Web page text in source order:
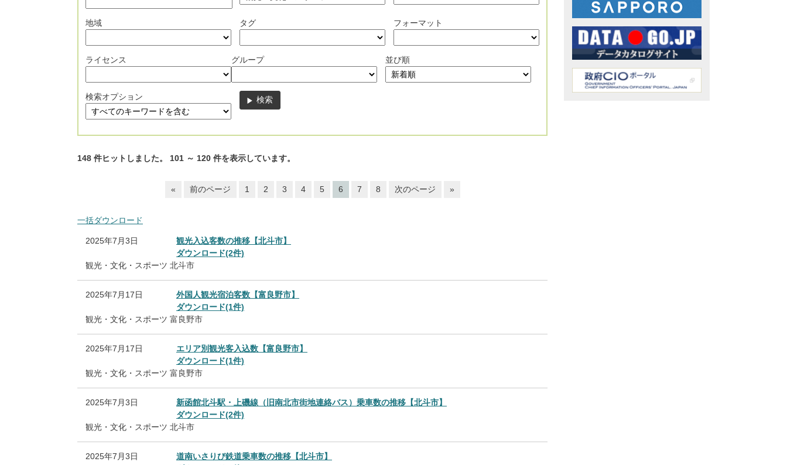
地域 タグ フォーマット
ライセンス グループ 並び順
検索オプション
148 件ヒットしました。 101 ～ 120 件を表示しています。
« 前のページ 1 2 3 4 5 6 7 8 次のページ »
一括ダウンロード
2025年7月3日
観光入込客数の推移【北斗市】
ダウンロード(2件)
観光・文化・スポーツ 北斗市
2025年7月17日
外国人観光宿泊客数【富良野市】
ダウンロード(1件)
観光・文化・スポーツ 富良野市
2025年7月17日
エリア別観光客入込数【富良野市】
ダウンロード(1件)
観光・文化・スポーツ 富良野市
2025年7月3日
新函館北斗駅・上磯線（旧南北市街地連絡バス）乗車数の推移【北斗市】
ダウンロード(2件)
観光・文化・スポーツ 北斗市
2025年7月3日
道南いさりび鉄道乗車数の推移【北斗市】